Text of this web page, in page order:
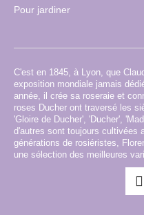
Pour jardiner
C'est en 1845, à Lyon, que
exposition mondiale jamais
année, il crée sa roseraie et
roses Ducher ont traversé les
'Gloire de Ducher', 'Ducher',
d'autres sont toujours cultivées
générations de rosiéristes,
une sélection des meilleures